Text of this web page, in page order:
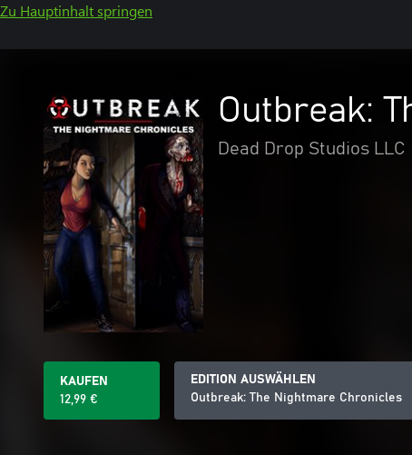
Zu Hauptinhalt springen
Outbreak:
Dead Drop Studios LLC
KAUFEN
12,99 €
EDITION AUSWÄHLEN
Outbreak: The Nightmare Chronicles